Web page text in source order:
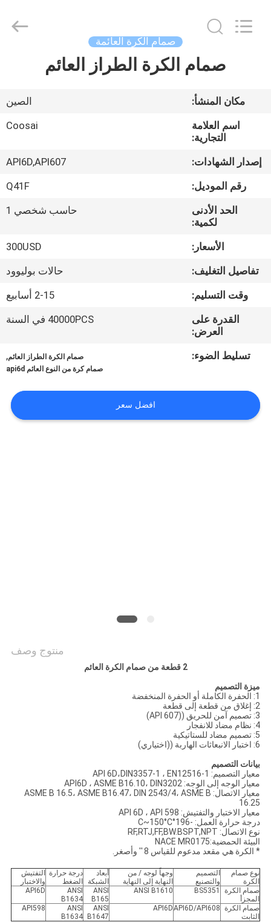
المنزل
المنتجات
جولة
مراقبة
الجودة
اتصل
اطلب
صمام الكرة العائمة
صمام الكرة الطراز العائم
مكان المنشأ:
الصين
اسم العلامة
التجارية:
Coosai
إصدار الشهادات:
API6D,API607
رقم الموديل:
Q41F
الحد الأدنى
لكمية:
حاسب شخصي 1
الأسعار:
300USD
تفاصيل التغليف:
حالات بوليوود
وقت التسليم:
2-15 أسابيع
القدرة على
العرض:
40000PCS في السنة
تسليط الضوء: صمام الكرة الطراز العائم,
صمام كرة من النوع العائم api6d
افضل سعر
منتوج وصف
2 قطعة من صمام الكرة العائم
ميزة التصميم
1: الحفرة الكاملة أو الحفرة المنخفضة
2: إغلاق من قطعة إلى قطعة
3: تصميم آمن للحريق ((API 607)
4: نظام مضاد للانفجار
5: تصميم مضاد للستاتيكية
6: اختبار الانبعاثات الهاربة ((اختياري)
بيانات التصميم
معيار التصميم: API 6D،DIN3357-1 ، EN12516-1
معيار الوجه إلى الوجه: API6D ، ASME B16.10، DIN3202
معيار الاتصال: ASME B 16.5، ASME B16.47، DIN 2543/4، ASME B
16.25
معيار الاختبار والتفتيش: API 6D ، API 598
درجة حرارة العمل: -196°C~150°C
نوع الاتصال: RF,RTJ,FF,BW.BSPT,NPT
البيئة الحمضية:NACE MR0175
* الكرة هي مقعد مدعوم للقياس 8 ′′ وأصغر.
نوع صمام
الكرة
التصميم
والتصنيع
وجهاً لوجه / من
النهاية إلى النهاية
أبعاد
الشبكة
درجة حرارة
الضغط
التفتيش
والاختبار
صمام الكرة
المجزأ
BS5351
ANSI B1610
ANSI
B165
ANSI
B1634
API6D
صمام الكرة
الثابت
API6D/API608
API6D
ANSI
B1647
ANSI
B1634
API598